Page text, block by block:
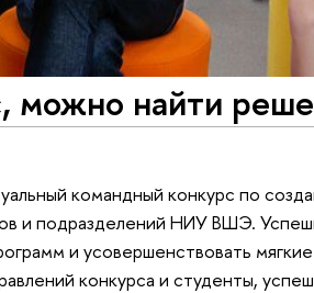
можно найти
командный конкурс по
и подразделений НИУ ВШЭ.
и усовершенствовать
конкурса и студенты,